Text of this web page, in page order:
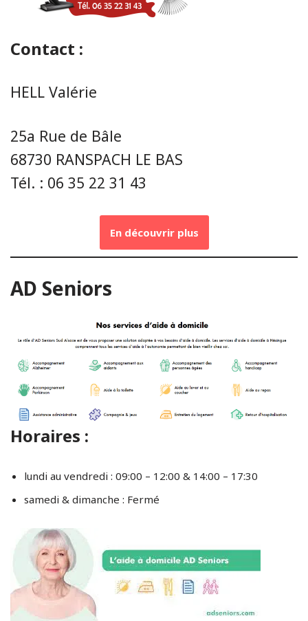
Contact :
HELL Valérie
25a Rue de Bâle
68730 RANSPACH LE BAS
Tél. : 06 35 22 31 43
En découvrir plus
AD Seniors
Horaires :
lundi au vendredi : 09:00 – 12:00 & 14:00 – 17:30
samedi & dimanche : Fermé